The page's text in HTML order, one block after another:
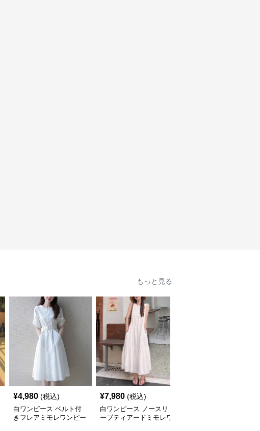
もっと見る
¥4,980 (税込)
白ワンピース ベルト付
きフレアミモレワンピー
¥7,980 (税込)
白ワンピース ノースリ
ーブティアードミモレワ